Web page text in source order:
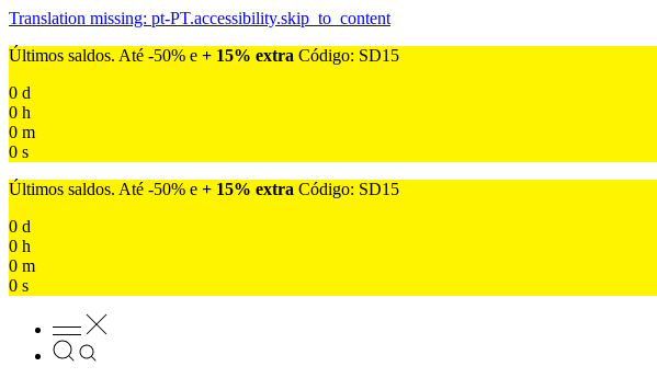
Translation missing: pt-PT.accessibility.skip_to_content
Últimos saldos. Até -50% e + 15% extra Código: SD15
0 d
0 h
0 m
0 s
Últimos saldos. Até -50% e + 15% extra Código: SD15
0 d
0 h
0 m
0 s